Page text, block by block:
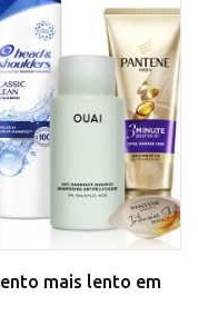
mais lento em